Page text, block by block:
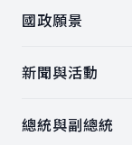
國政願景
新聞與活動
總統與副總統